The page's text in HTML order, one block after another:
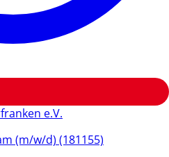
e.V.
(m/w/d) (181155)